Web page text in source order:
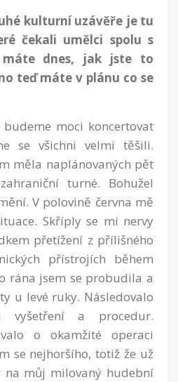
kulturní uzávěře je tu
čekali umělci spolu s
máte dnes, jak jste to
teď máte v plánu co se
moci koncertovat
se všichni velmi těšili.
měla naplánovaných pět
turné. Bohužel
V polovině června mě
Skříply se mi nervy
přetížení z přílišného
přístrojích během
rána jsem se probudila a
u levé ruky. Následovalo
vyšetření a procedur.
o okamžité operaci
se nejhoršího, totiž že už
můj milovaný hudební